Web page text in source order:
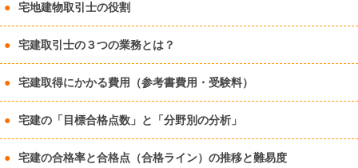
宅地建物取引士の役割
宅建取引士の３つの業務とは？
宅建取得にかかる費用（参考書費用・受験料）
宅建の「目標合格点数」と「分野別の分析」
宅建の合格率と合格点（合格ライン）の推移と難易度